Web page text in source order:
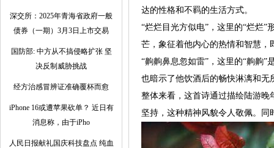
深交所：2025年青海省政府一般
债券（一期）3月3日上市交易
国防部: 中方从不搞侵略扩张 坚
决反制威胁挑战
经方治感冒辨证准确覆杯而愈
iPhone 16或遭苹果砍单？ 近日有
消息称，由于iPho
人民日报献礼国庆科技盘点 纯血
达的性格和不羁的生活方式。
“烂烂目光方似电”，这里的“烂烂
芒，象征着他内心的热情和智慧
“齁齁鼻息忽如雷”，这里的“齁齁
也暗示了他饮酒后的畅快淋漓和无
整体来看，这首诗通过描绘陆游
坚持，这种精神风貌令人敬佩。